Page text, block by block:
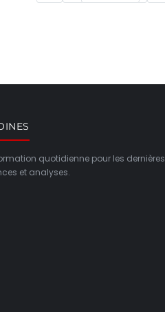
quotidienne pour les dernières
et analyses.